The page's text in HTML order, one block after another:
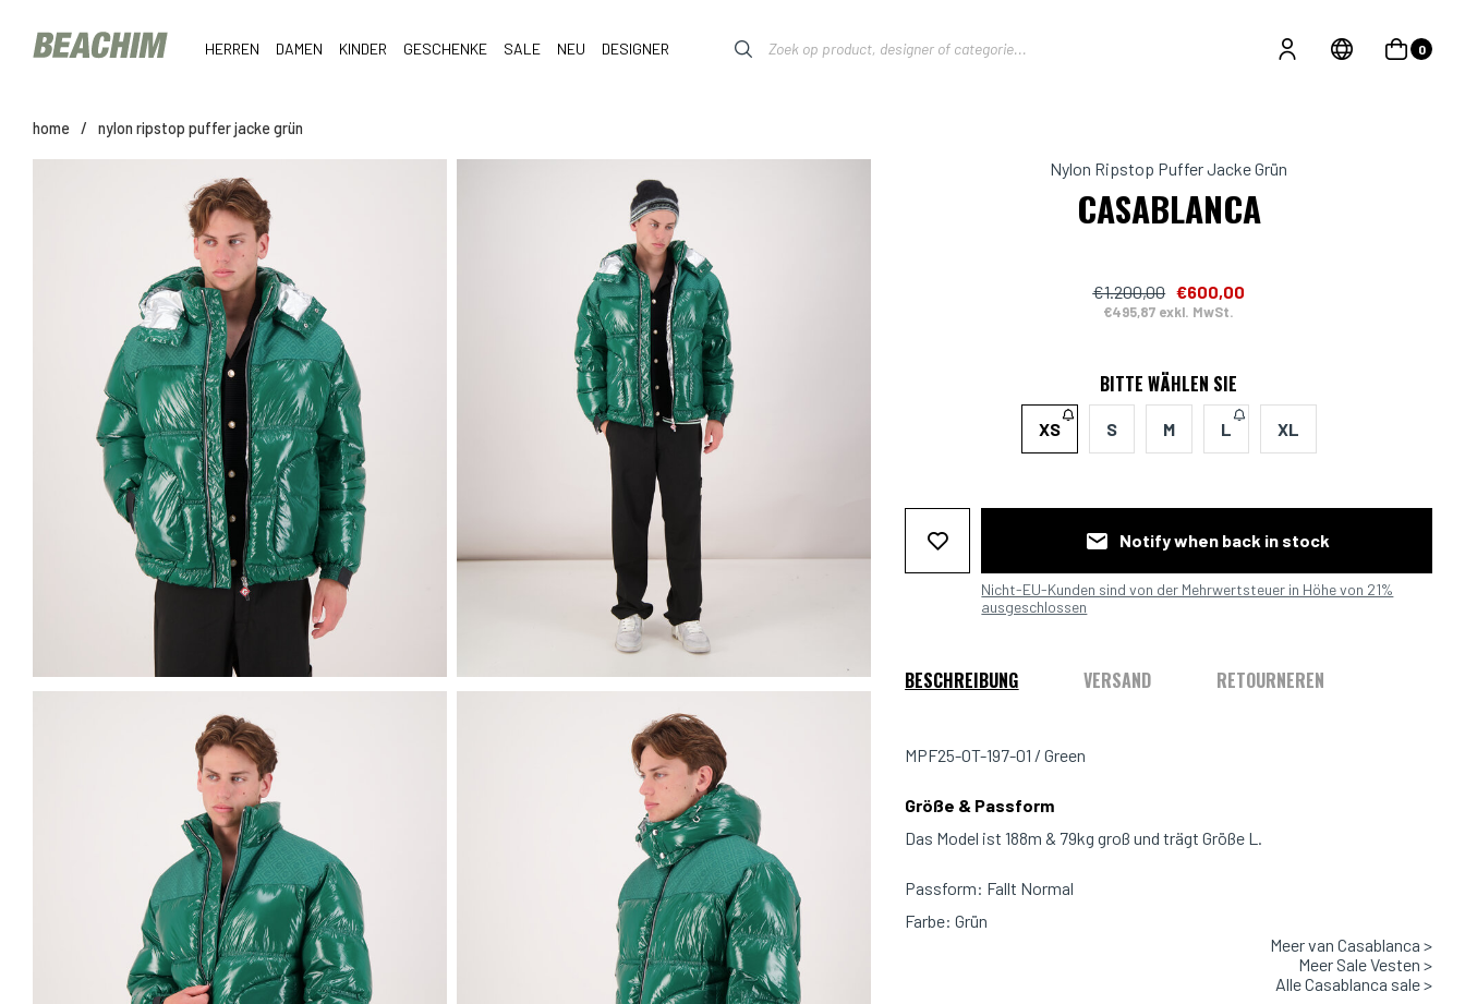
HERREN DAMEN KINDER GESCHENKE SALE NEU DESIGNER 0
home / nylon ripstop puffer jacke grün
Nylon Ripstop Puffer Jacke Grün
CASABLANCA
€1.200,00 €600,00
€495,87 exkl. MwSt.
BITTE WÄHLEN SIE
XS S M L XL
Notify when back in stock
Nicht-EU-Kunden sind von der Mehrwertsteuer in Höhe von 21%
ausgeschlossen
BESCHREIBUNG VERSAND RETOURNEREN
MPF25-OT-197-01 / Green
Größe & Passform
Das Model ist 188m & 79kg groß und trägt Größe L.
Passform: Fallt Normal
Farbe: Grün
Meer van Casablanca >
Meer Sale Vesten >
Alle Casablanca sale >